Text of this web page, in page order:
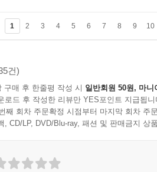
1 2 3 4 5 6 7 8 9 10
건)
구매 후 한줄평 작성 시 일반회원 50원, 마니
로드 후 작성한 리뷰만 YES포인트 지급됩니
째 회차 주문확정 시점부터 마지막 회차 주
, CD/LP, DVD/Blu-ray, 패션 및 판매금지 상